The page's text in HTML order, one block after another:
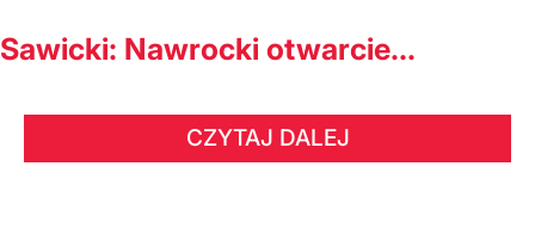
Sawicki: Nawrocki otwarcie...
CZYTAJ DALEJ